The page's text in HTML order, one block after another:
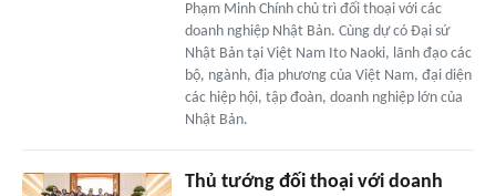
Phạm Minh Chính chủ trì đối thoại với các
doanh nghiệp Nhật Bản. Cùng dự có Đại sứ
Nhật Bản tại Việt Nam Ito Naoki, lãnh đạo các
bộ, ngành, địa phương của Việt Nam, đại diện
các hiệp hội, tập đoàn, doanh nghiệp lớn của
Nhật Bản.
Thủ tướng đối thoại với doanh